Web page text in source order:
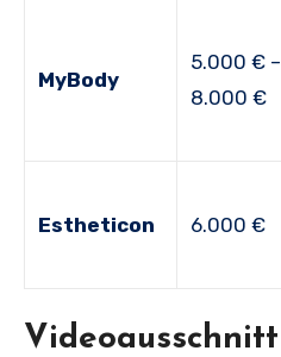
MyBody
5.000 € –
8.000 €
Estheticon 6.000 €
Videoausschnitt